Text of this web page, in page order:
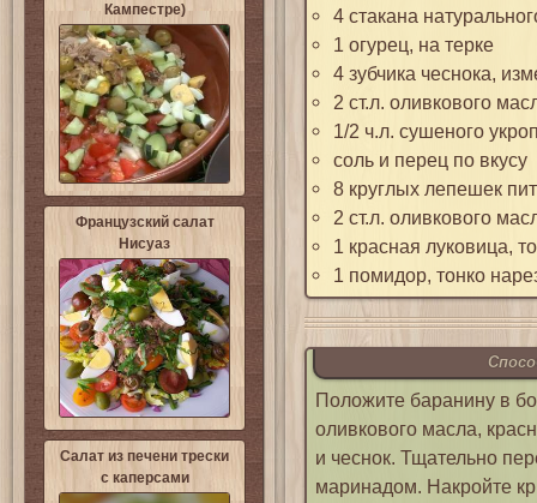
Кампестре)
Французский салат
Нисуаз
Салат из печени трески
с каперсами
4 стакана
1 огурец, на терке
4 зубчика чеснока,
2 ст.л. оливкового
1/2 ч.л. сушеного
соль и перец по вкусу
8 круглых лепешек
2 ст.л. оливкового
1 красная луковица,
1 помидор, тонко
Положите баранину в
оливкового масла,
и чеснок. Тщательно
маринадом. Накройте